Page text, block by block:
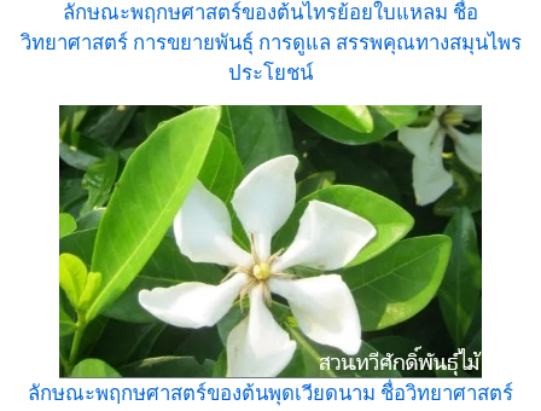
ลักษณะพฤกษศาสตร์ของต้นไทรย้อยใบแหลม ชื่อ
วิทยาศาสตร์ การขยายพันธุ์ การดูแล สรรพคุณทางสมุนไพร
ประโยชน์
ลักษณะพฤกษศาสตร์ของต้นพุดเวียดนาม ชื่อวิทยาศาสตร์